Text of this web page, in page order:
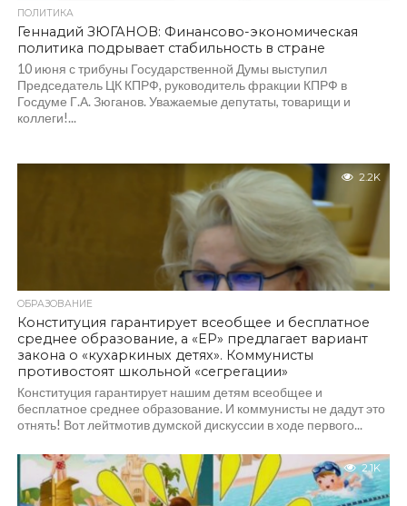
ПОЛИТИКА
Геннадий ЗЮГАНОВ: Финансово-экономическая
политика подрывает стабильность в стране
10 июня с трибуны Государственной Думы выступил
Председатель ЦК КПРФ, руководитель фракции КПРФ в
Госдуме Г.А. Зюганов. Уважаемые депутаты, товарищи и
коллеги!...
2.2K
ОБРАЗОВАНИЕ
Конституция гарантирует всеобщее и бесплатное
среднее образование, а «ЕР» предлагает вариант
закона о «кухаркиных детях». Коммунисты
противостоят школьной «сегрегации»
Конституция гарантирует нашим детям всеобщее и
бесплатное среднее образование. И коммунисты не дадут это
отнять! Вот лейтмотив думской дискуссии в ходе первого...
2.1K